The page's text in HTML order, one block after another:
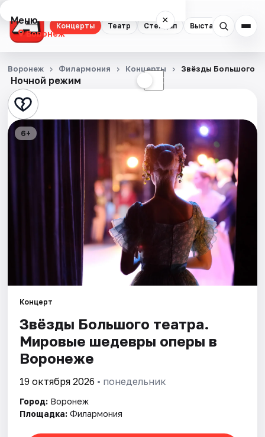
Концерты Театр Стендап Выставки
Меню ×
Воронеж
Концерты
Театр
Стендап
Площадки
Артисты
Рейтинги
Ночной режим ☾
Воронеж Филармония Концерты Звёзды Большого
6+
Концерт
Звёзды Большого театра.
Мировые шедевры оперы в
Воронеже
19 октября 2026 • понедельник
Город: Воронеж
Площадка: Филармония